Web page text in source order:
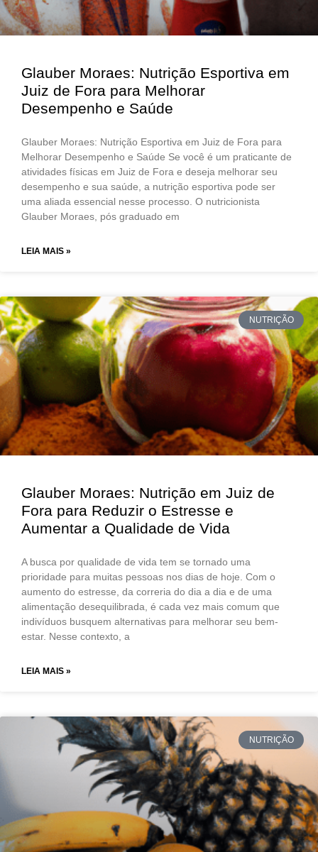
Glauber Moraes: Nutrição Esportiva em
Juiz de Fora para Melhorar
Desempenho e Saúde
Glauber Moraes: Nutrição Esportiva em Juiz de Fora para
Melhorar Desempenho e Saúde Se você é um praticante de
atividades físicas em Juiz de Fora e deseja melhorar seu
desempenho e sua saúde, a nutrição esportiva pode ser
uma aliada essencial nesse processo. O nutricionista
Glauber Moraes, pós graduado em
LEIA MAIS »
NUTRIÇÃO
Glauber Moraes: Nutrição em Juiz de
Fora para Reduzir o Estresse e
Aumentar a Qualidade de Vida
A busca por qualidade de vida tem se tornado uma
prioridade para muitas pessoas nos dias de hoje. Com o
aumento do estresse, da correria do dia a dia e de uma
alimentação desequilibrada, é cada vez mais comum que
indivíduos busquem alternativas para melhorar seu bem-
estar. Nesse contexto, a
LEIA MAIS »
NUTRIÇÃO